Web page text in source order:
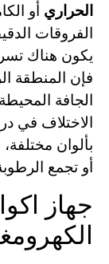
الحراري أو
الفروقات
يكون هناك
فإن المنطقة
الجافة
الاختلاف في
بألوان
أو تجمع
جهاز